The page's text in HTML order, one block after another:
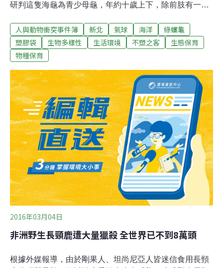
研判這隻海龜為青少母龜，年約十歲上下，除前肢有一些
圾，數量「非常誇張」。其中不乏塑料製品，象徵歡樂的
氣球、糖果紙也入列；研究人員研判，疑因難以消化的塑
料佔據食道、胃部，無法進食致死。海洋大學教授程一駿
表示，海漂影響海洋生態議題已延燒半世紀，但因遠離人
類生活，切身感不高而未有警覺；國人關注海龜處境之
餘，應思考處理廢棄物的習慣與態度。塑膠袋、氣球像水
母 海龜易誤食塑膠袋會被海龜或海豚視為牠們最喜愛的食
物水母或魷魚而吞食，造成牠們窒息或阻塞消化系統。這
些塑料依成分不同，大約需要20～450年才會被分解；過
程中，塑膠垃圾不斷地破碎成塑膠微粒，釋放出有毒物質
污染海域、土壤，並透過食物鏈回到人類的身上。根據荒
野保護協會連續幾年「國際淨灘行動報告」，塑料
人與動物衝突事件簿 新北 氣球 海洋
綠蠵龜
塑膠袋
生物多樣性 生活環境 不塑之客
生態保育
物種保育
2016年03月04日
非洲野生長頸鹿遭大量獵殺 全世界已不到8萬頭
根據外媒報導，由於剛果人、坦尚尼亞人皆迷信食用長頸